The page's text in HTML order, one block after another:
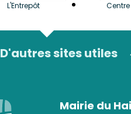
L'Entrepôt
D'autres sites utiles
Mairie du